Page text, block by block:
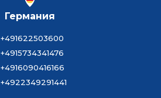
Германия
+491622503600
+4915734341476
+4916090416166
+4922349291441